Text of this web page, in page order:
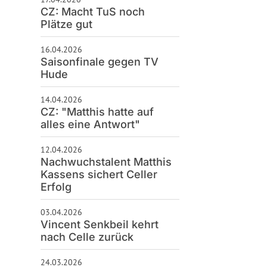
Steinbrenner
holte Vincent Senkbeil unter anderem zwei Bronzemedaillen bei
CZ: Macht TuS noch
Plätze gut
16.04.2026
Saisonfinale gegen TV
Hude
14.04.2026
CZ: "Matthis hatte auf
alles eine Antwort"
12.04.2026
Nachwuchstalent Matthis
Kassens sichert Celler
Erfolg
03.04.2026
Vincent Senkbeil kehrt
nach Celle zurück
24.03.2026